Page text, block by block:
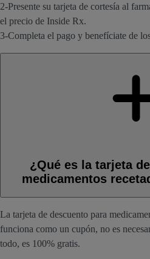
2-Presente su tarjeta de cortesía al
el precio de Inside Rx.
3-Completa el pago y benefíciate de
¿Qué es la tarjeta
medicamentos
La tarjeta de descuento para
funciona como un cupón, no es
todo, es 100% gratis.